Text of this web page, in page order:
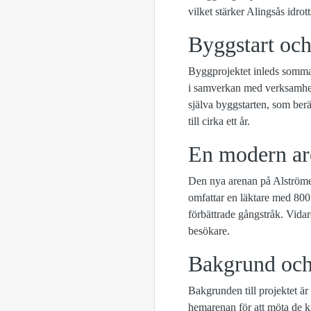
vilket stärker Alingsås
Byggstart
Byggprojektet inleds
i samverkan med
själva byggstarten, som
till cirka ett år.
En modern
Den nya arenan på
omfattar en läktare med
förbättrade gångstråk.
besökare.
Bakgrund
Bakgrunden till projektet
hemarenan för att möta de